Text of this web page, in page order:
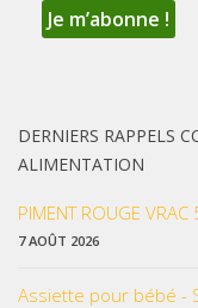
DERNIERS RAPPELS
ALIMENTATION
PIMENT ROUGE
7 AOÛT 2026
Assiette pour bébé -